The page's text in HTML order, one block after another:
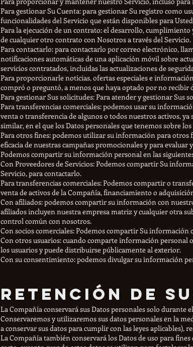
Para gestionar Su Cuenta: para gestionar Su registro como
funcionalidades del Servicio que están disponibles para
Para la ejecución de un contrato: el desarrollo,
de cualquier otro contrato con Nosotros a través del Servicio.
Para contactarlo: para contactarlo por correo electrónico,
notificaciones automáticas de una aplicación móvil sobre
servicios contratados, incluidas las actualizaciones de
Para proporcionarle noticias, ofertas especiales e
compró o preguntó, a menos que haya optado por no
Para gestionar Sus solicitudes: Para atender y gestionar Sus
Para transferencias comerciales: podemos usar su
venta o transferencia de algunos o todos nuestros activos,
similar, en el que los Datos personales que tenemos sobre
Para otros fines: podemos utilizar su información para otros
eficacia de nuestras campañas promocionales y para
Podemos compartir su información personal en las
Con Proveedores de Servicios: Podemos compartir Su
Servicio, para contactarlo.
Para transferencias comerciales: Podemos compartir o
venta de activos de la Compañía, financiamiento o
Con afiliados: podemos compartir su información con
afiliados incluyen nuestra empresa matriz y cualquier otra
control común con nosotros.
Con socios comerciales: Podemos compartir Su
Con otros usuarios: cuando comparte información personal
los usuarios y puede distribuirse públicamente al exterior.
Con su consentimiento: podemos divulgar su información
Retención de
La Compañía conservará sus Datos personales solo durante
Conservaremos y utilizaremos sus datos personales en la
a conservar sus datos para cumplir con las leyes aplicables),
La Compañía también conservará los Datos de uso para